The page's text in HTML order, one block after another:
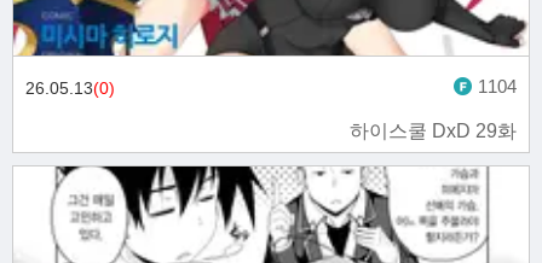
하이스쿨 DxD 29화
26.05.13(0) 1104